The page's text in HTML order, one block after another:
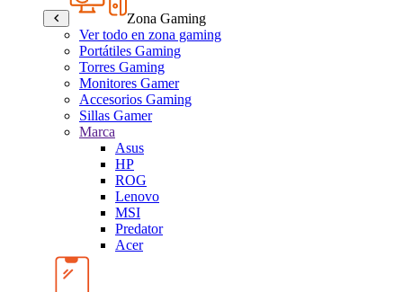
Zona Gaming
Ver todo en zona gaming
Portátiles Gaming
Torres Gaming
Monitores Gamer
Accesorios Gaming
Sillas Gamer
Marca
Asus
HP
ROG
Lenovo
MSI
Predator
Acer